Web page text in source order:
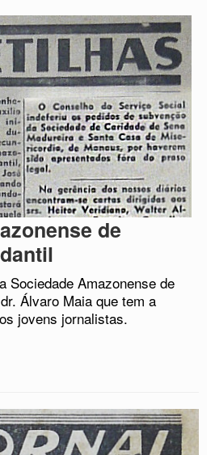
de
Sociedade Amazonense de
Álvaro Maia que tem a
jovens jornalistas.